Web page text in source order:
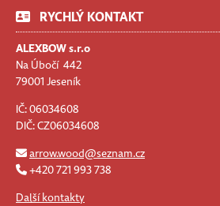
RYCHLÝ KONTAKT
ALEXBOW s.r.o
Na Úbočí 442
79001 Jeseník
IČ: 06034608
DIČ: CZ06034608
arrow.wood@seznam.cz
+420 721 993 738
Další kontakty